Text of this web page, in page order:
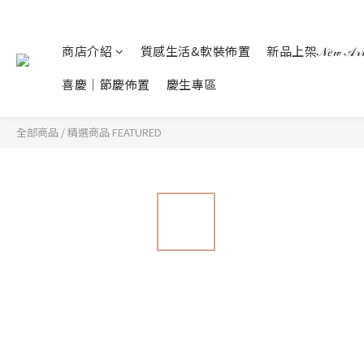
商店介紹 質感生活&軟裝佈置
新品上架𝒩𝑒𝓌
喜慶｜節慶佈置
慶生專區
全部商品 /精選商品 FEATURED